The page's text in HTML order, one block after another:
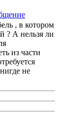
, в котором
? А нельзя ли
из части
не